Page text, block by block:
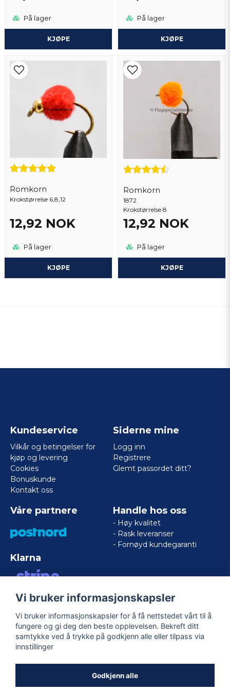
På lager
KJØPE
På lager
KJØPE
Romkorn
Krokstørrelse 6,8,12
12,92 NOK
På lager
KJØPE
Romkorn
1872
Krokstørrelse 8
12,92 NOK
På lager
KJØPE
Kundeservice
Vilkår og betingelser for
kjøp og levering
Cookies
Bonuskunde
Kontakt oss
Siderne mine
Logg inn
Registrere
Glemt passordet ditt?
Våre partnere
Klarna
VISA/MASTERCARD/AMERICAN
Handle hos oss
- Høy kvalitet
- Rask leveranser
- Fornøyd kundegaranti
Følg oss
Vi bruker informasjonskapsler
Vi bruker informasjonskapsler for å få nettstedet vårt til å
fungere og gi deg den beste opplevelsen. Bekreft ditt
samtykke ved å trykke på godkjenn alle eller tilpass via
innstillinger
Godkjenn alle